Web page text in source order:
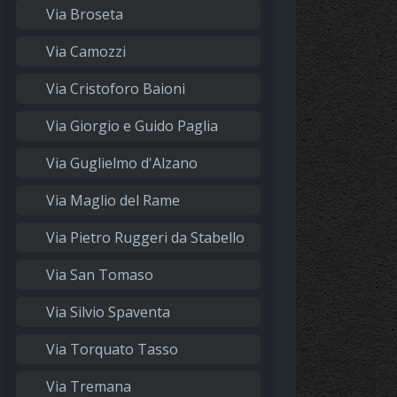
Via Broseta
Via Camozzi
Via Cristoforo Baioni
Via Giorgio e Guido Paglia
Via Guglielmo d'Alzano
Via Maglio del Rame
Via Pietro Ruggeri da Stabello
Via San Tomaso
Via Silvio Spaventa
Via Torquato Tasso
Via Tremana